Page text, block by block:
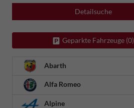
Detailsuche
Geparkte Fahrzeuge (0)
Abarth
Alfa Romeo
Alpine